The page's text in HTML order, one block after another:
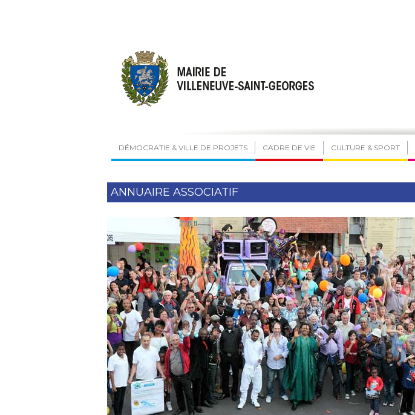
DÉMOCRATIE & VILLE DE PROJETS CADRE DE VIE CULTURE & SPORT
ANNUAIRE ASSOCIATIF